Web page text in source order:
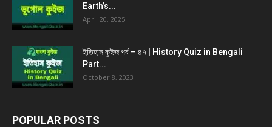
Earth’s...
April 20, 2025
ইতিহাস কুইজ পর্ব – ৪৭ | History Quiz in Bengali
Part...
October 8, 2023
POPULAR POSTS